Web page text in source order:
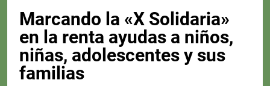
Marcando la «X Solidaria»
en la renta ayudas a niños,
niñas, adolescentes y sus
familias